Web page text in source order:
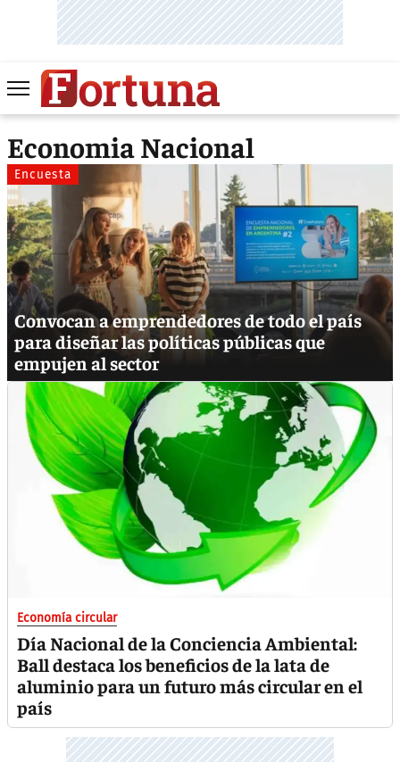
Economia Nacional
Encuesta
Convocan a emprendedores de todo el país
para diseñar las políticas públicas que
empujen al sector
Economía circular
Día Nacional de la Conciencia Ambiental:
Ball destaca los beneficios de la lata de
aluminio para un futuro más circular en el
país